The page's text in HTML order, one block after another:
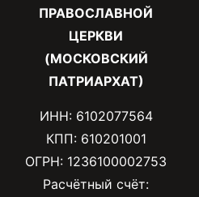
ПРАВОСЛАВНОЙ
ЦЕРКВИ
(МОСКОВСКИЙ
ПАТРИАРХАТ)
ИНН: 6102077564
КПП: 610201001
ОГРН: 1236100002753
Расчётный счёт: